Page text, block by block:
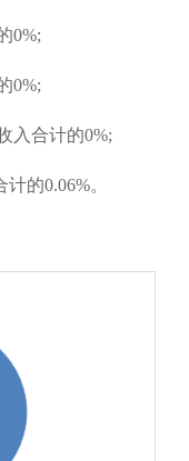
0%;
0%;
合计的0%;
的0.06%。